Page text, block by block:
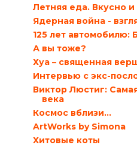
Летняя еда. Вкусно и
Ядерная война -
125 лет автомобилю:
А вы тоже?
Хуа – священная
Интервью с экс-
Виктор Люстиг:
века
Космос вблизи…
ArtWorks by Simona
Хитовые коты